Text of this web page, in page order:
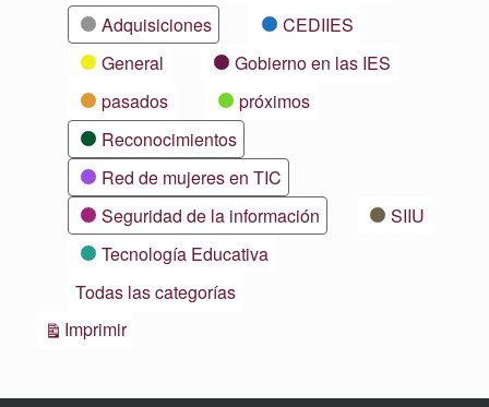
Adquisiciones
CEDIIES
General
Gobierno en las IES
pasados
próximos
Reconocimientos
Red de mujeres en TIC
Seguridad de la información
SIIU
Tecnología Educativa
Todas las categorías
ImprimirVistas